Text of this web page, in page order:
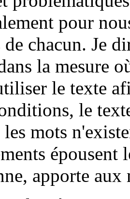
pour
de chacun. Je
la mesure
le texte
le
mots
épousent
apporte aux